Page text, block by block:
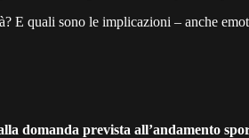
E quali sono le implicazioni – anche
domanda prevista all’andamento